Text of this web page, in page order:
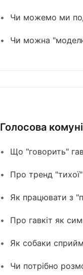
Чи можемо ми
Чи можна
Голосова
Що "говорить"
Про тренд
Як працювати з
Про гавкіт як
Як собаки
Чи потрібно